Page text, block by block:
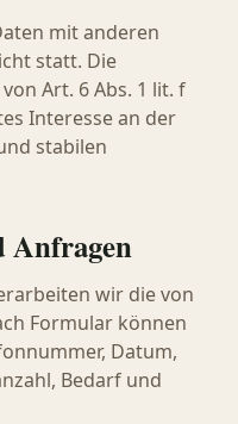
mit anderen
statt. Die
Art. 6 Abs. 1 lit. f
Interesse an der
stabilen
Anfragen
wir die von
Formular können
Datum,
Bedarf und